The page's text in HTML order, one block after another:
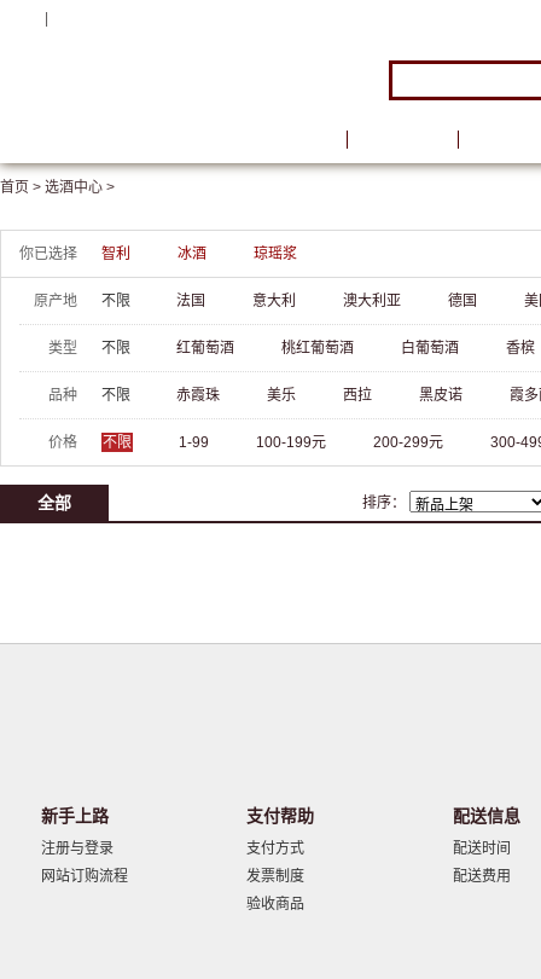
首页 > 选酒中心 >
你已选择 智利 冰酒 琼瑶浆
原产地 不限 法国 意大利 澳大利亚 德国
类型 不限 红葡萄酒 桃红葡萄酒 白葡萄酒 香槟
品种 不限 赤霞珠 美乐 西拉 黑皮诺 霞
价格 不限 1-99 100-199元 200-299元 300-
全部 排序：
新手上路
注册与登录
网站订购流程
支付帮助
支付方式
发票制度
验收商品
配送信息
配送时间
配送费用